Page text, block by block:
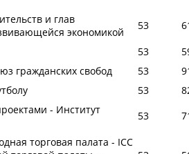
и глав
экономикой
53
53
гражданских свобод
53
53
- Институт
53
торговая палата - ICC